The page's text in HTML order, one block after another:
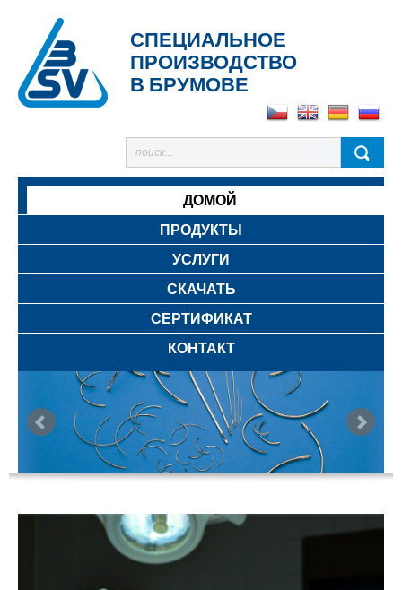
СПЕЦИАЛЬНОЕ
ПРОИЗВОДСТВО
В БРУМОВЕ
ДОМОЙ
ПРОДУКТЫ
УСЛУГИ
СКАЧАТЬ
СЕРТИФИКАТ
КОНТАКТ